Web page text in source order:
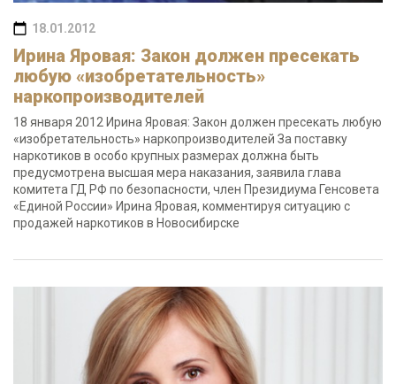
18.01.2012
Ирина Яровая: Закон должен пресекать
любую «изобретательность»
наркопроизводителей
18 января 2012 Ирина Яровая: Закон должен пресекать любую
«изобретательность» наркопроизводителей За поставку
наркотиков в особо крупных размерах должна быть
предусмотрена высшая мера наказания, заявила глава
комитета ГД РФ по безопасности, член Президиума Генсовета
«Единой России» Ирина Яровая, комментируя ситуацию с
продажей наркотиков в Новосибирске